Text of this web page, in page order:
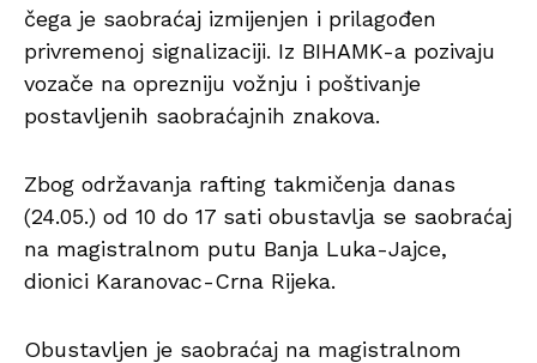
čega je saobraćaj izmijenjen i prilagođen
privremenoj signalizaciji. Iz BIHAMK-a pozivaju
vozače na oprezniju vožnju i poštivanje
postavljenih saobraćajnih znakova.
Zbog održavanja rafting takmičenja danas
(24.05.) od 10 do 17 sati obustavlja se saobraćaj
na magistralnom putu Banja Luka-Jajce,
dionici Karanovac-Crna Rijeka.
Obustavljen je saobraćaj na magistralnom